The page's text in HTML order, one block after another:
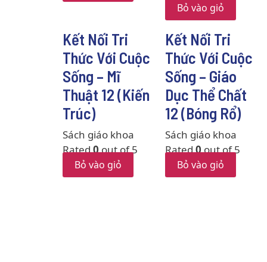
Bỏ vào giỏ
Kết Nối Tri
Thức Với Cuộc
Sống – Mĩ
Thuật 12 (Kiến
Trúc)
Sách giáo khoa
Rated0out of 5
Bỏ vào giỏ
Kết Nối Tri
Thức Với Cuộc
Sống – Giáo
Dục Thể Chất
12 (Bóng Rổ)
Sách giáo khoa
Rated0out of 5
Bỏ vào giỏ